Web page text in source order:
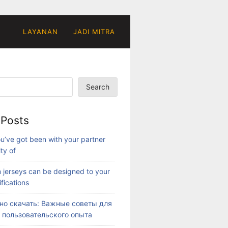
LAYANAN JADI MITRA
Search
got been with your partner
of
jerseys can be designed to your
скачать: Важные советы для
опыта